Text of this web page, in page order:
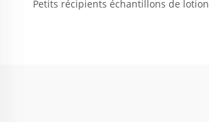
Petits récipients échantillons de lotion